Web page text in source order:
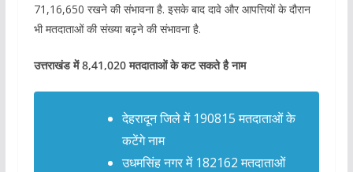
71,16,650 रखने की संभावना है. इसके बाद दावे और आपत्तियों के दौरान
भी मतदाताओं की संख्या बढ़ने की संभावना है.
उत्तराखंड में 8,41,020 मतदाताओं के कट सकते है नाम
देहरादून जिले में 190815 मतदाताओं के
कटेंगे नाम
उधमसिंह नगर में 182162 मतदाताओं